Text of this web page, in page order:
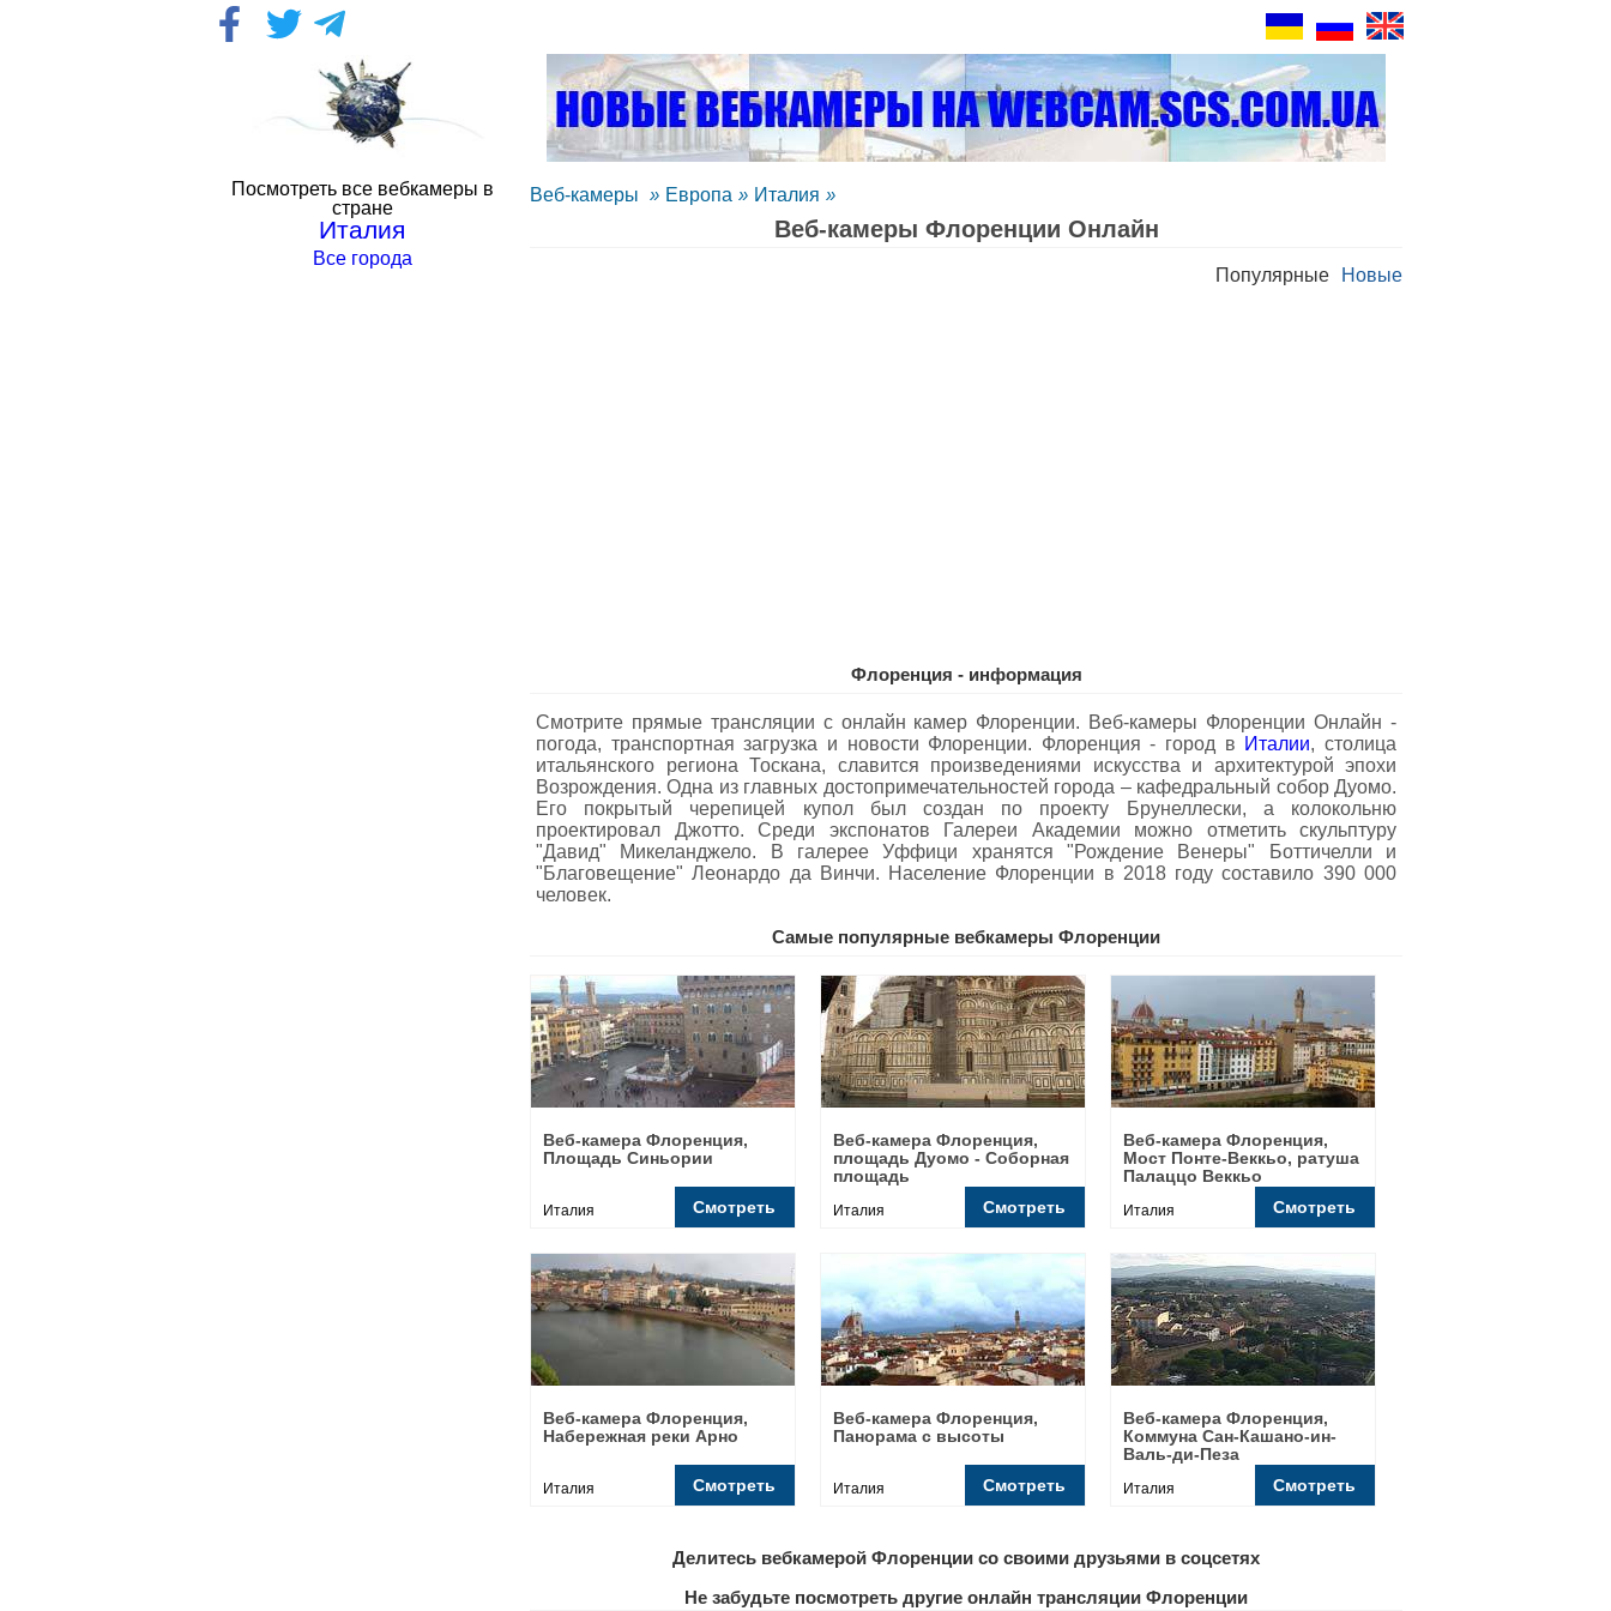
Посмотреть все вебкамеры в
стране
Италия
Все города
Веб-камеры » Европа » Италия »
Веб-камеры Флоренции Oнлайн
Новые
Популярные
Флоренция - информация
Смотрите прямые трансляции с онлайн камер Флоренции. Веб-камеры Флоренции Oнлайн -
погода, транспортная загрузка и новости Флоренции. Флоренция - город в Италии, столица
итальянского региона Тоскана, славится произведениями искусства и архитектурой эпохи
Возрождения. Одна из главных достопримечательностей города – кафедральный собор Дуомо.
Его покрытый черепицей купол был создан по проекту Брунеллески, а колокольню
проектировал Джотто. Среди экспонатов Галереи Академии можно отметить скульптуру
"Давид" Микеланджело. В галерее Уффици хранятся "Рождение Венеры" Боттичелли и
"Благовещение" Леонардо да Винчи. Население Флоренции в 2018 году составило 390 000
человек.
Самые популярные вебкамеры Флоренции
Веб-камера Флоренция,
Площадь Синьории
Италия Смотреть
Веб-камера Флоренция,
площадь Дуомо - Соборная
площадь
Италия Смотреть
Веб-камера Флоренция,
Мост Понте-Веккьо, ратуша
Палаццо Веккьо
Италия Смотреть
Веб-камера Флоренция,
Набережная реки Арно
Италия Смотреть
Веб-камера Флоренция,
Панорама с высоты
Италия Смотреть
Веб-камера Флоренция,
Коммуна Сан-Кашано-ин-
Валь-ди-Пеза
Италия Смотреть
Делитесь вебкамерой Флоренции со своими друзьями в соцсетях
Не забудьте посмотреть другие онлайн трансляции Флоренции